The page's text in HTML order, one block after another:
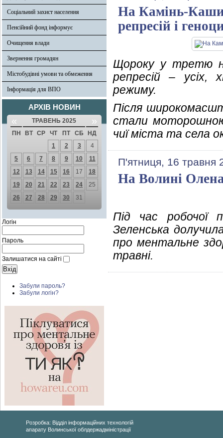
Соціальний захист населення
Пенсійний фонд інформує
Очищення влади
Звернення громадян
Містобудівні умови та обмеження
Інформація для ВПО
АРХІВ НОВИН
« ТРАВЕНЬ 2025 »
ПН ВТ СР ЧТ ПТ СБ
НД
1
2 3
4
5
6 7 8 9 10
11
12
13 14 15 16 17
18
19
20 21 22 23 24
25
26
27 28 29 30 31
Логін
Пароль
Залишатися на сайті
Забули пароль?
Забули логін?
На Камінь-
репресій і
Щороку у третю
репресій – усіх,
режиму.
Після
стали моторошною
чиї міста та села
П'ятниця, 16 травня
На Волині Олена
Під час робочої
Зеленська
про ментальне
травні.
Розробка: Відділ інформаційних технологій
апарату Волинської облдержадміністрації